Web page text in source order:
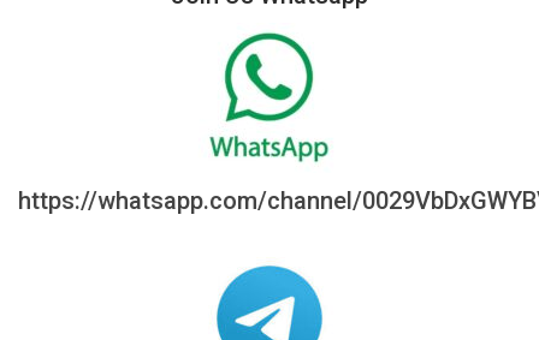
https://whatsapp.com/channel/